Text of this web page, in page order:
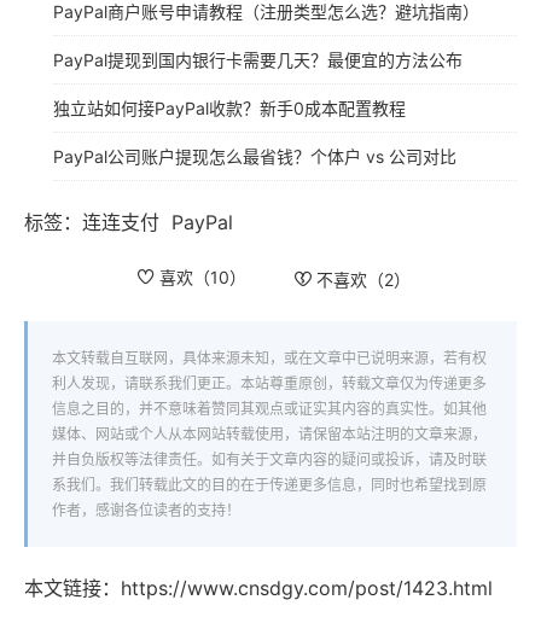
PayPal商户账号申请教程（注册类型怎么选？避坑指南）
PayPal提现到国内银行卡需要几天？最便宜的方法公布
独立站如何接PayPal收款？新手0成本配置教程
PayPal公司账户提现怎么最省钱？个体户 vs 公司对比
标签： 连连支付 PayPal
喜欢（10） 不喜欢（2）
本文转载自互联网，具体来源未知，或在文章中已说明来源，若有权
利人发现，请联系我们更正。本站尊重原创，转载文章仅为传递更多
信息之目的，并不意味着赞同其观点或证实其内容的真实性。如其他
媒体、网站或个人从本网站转载使用，请保留本站注明的文章来源，
并自负版权等法律责任。如有关于文章内容的疑问或投诉，请及时联
系我们。我们转载此文的目的在于传递更多信息，同时也希望找到原
作者，感谢各位读者的支持！
本文链接： https://www.cnsdgy.com/post/1423.html